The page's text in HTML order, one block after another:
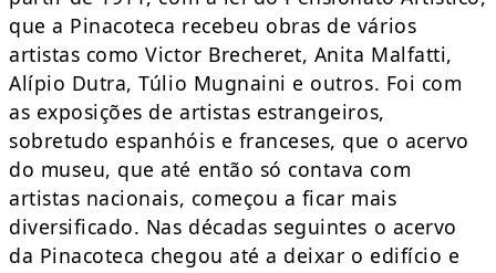
que a Pinacoteca recebeu obras de vários
artistas como Victor Brecheret, Anita Malfatti,
Alípio Dutra, Túlio Mugnaini e outros. Foi com
as exposições de artistas estrangeiros,
sobretudo espanhóis e franceses, que o acervo
do museu, que até então só contava com
artistas nacionais, começou a ficar mais
diversificado. Nas décadas seguintes o acervo
da Pinacoteca chegou até a deixar o edifício e